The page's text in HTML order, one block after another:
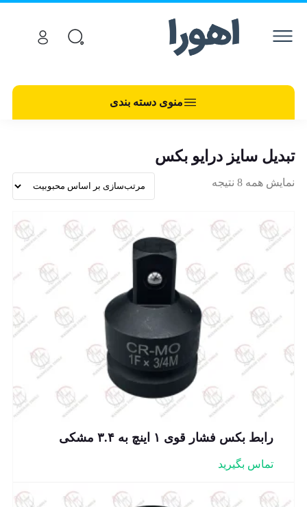
منوی دسته بندی
تبدیل سایز درایو بکس
نمایش همه 8 نتیجه
رابط بکس فشار قوی ۱ اینچ به ۳.۴ مشکی
تماس بگیرید